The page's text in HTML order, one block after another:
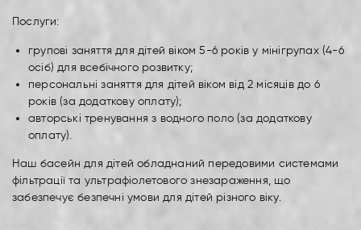
Послуги:
групові заняття для дітей віком 5-6 років у мінігрупах (4-6
осіб) для всебічного розвитку;
персональні заняття для дітей віком від 2 місяців до 6
років (за додаткову оплату);
авторські тренування з водного поло (за додаткову
оплату).
Наш басейн для дітей обладнаний передовими системами
фільтрації та ультрафіолетового знезараження, що
забезпечує безпечні умови для дітей різного віку.